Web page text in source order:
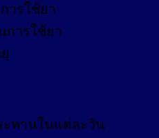
ารใช้ยา
การใช้ยา
ะทานในแต่ละวัน